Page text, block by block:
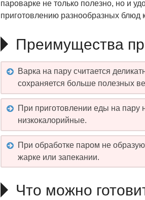
пароварке не только полезно, но и
приготовлению разнообразных блюд
Преимущества
Варка на пару считается
сохраняется больше полезных
При приготовлении еды на пару
низкокалорийные.
При обработке паром не
жарке или запекании.
Что можно